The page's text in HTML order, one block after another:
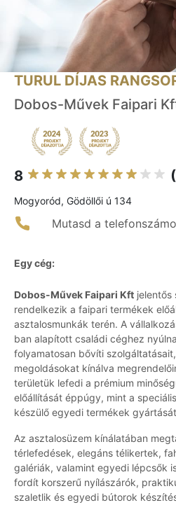
TURUL DÍJAS
Dobos-Művek Faipari
8
Mogyoród, Gödöllői ú 134
Mutasd a
Egy cég:
Dobos-Művek Faipari Kft jelentős
rendelkezik a faipari termékek
asztalosmunkák terén. A
ban alapított családi céghez
folyamatosan bővíti
megoldásokat kínálva
területük lefedi a prémium
előállítását éppúgy, mint a
készülő egyedi termékek
Az asztalosüzem kínálatában
térlefedések, elegáns télikertek,
galériák, valamint egyedi lépcsők
fordít korszerű nyílászárók,
szaletlik és egyedi bútorok